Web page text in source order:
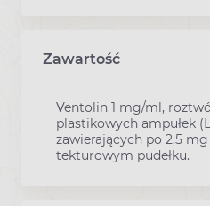
Zawartość
Ventolin 1 mg/ml,
plastikowych ampułek
zawierających po 2,5
tekturowym pudełku.